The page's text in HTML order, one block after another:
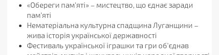
«Обереги пам'яті» – мистецтво, що єднає заради
пам'яті
Нематеріальна культурна спадщина Луганщини –
жива історія української державності
Фестиваль української іграшки та гри об'єднав